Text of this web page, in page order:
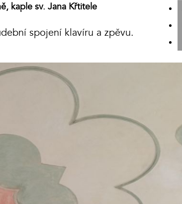
kaple sv. Jana Křtitele
spojení klavíru a zpěvu.